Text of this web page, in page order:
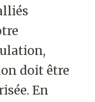
doit être
En